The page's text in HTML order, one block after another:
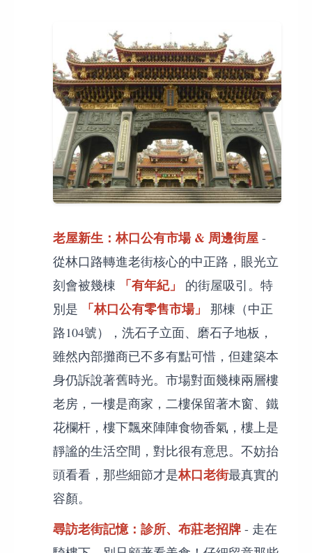
老屋新生：林口公有市場 & 周邊街屋 -
從林口路轉進老街核心的中正路，眼光立
刻會被幾棟
「有年紀」
的街屋吸引。特
別是
「林口公有零售市場」
那棟（中正
路104號），洗石子立面、磨石子地板，
雖然內部攤商已不多有點可惜，但建築本
身仍訴說著舊時光。市場對面幾棟兩層樓
老房，一樓是商家，二樓保留著木窗、鐵
花欄杆，樓下飄來陣陣食物香氣，樓上是
靜謐的生活空間，對比很有意思。不妨抬
頭看看，那些細節才是林口老街最真實的
容顏。
尋訪老街記憶：診所、布莊老招牌 - 走在